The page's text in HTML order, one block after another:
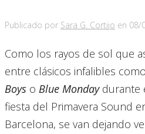
Publicado por Sara G. Cortijo en 08/
Como los rayos de sol que
entre clásicos infalibles como
Boys o Blue Mondaydurante
fiesta del Primavera Sound
Barcelona, se van dejando